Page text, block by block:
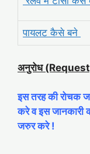
पायलट कैसे बने
अनुरोध
इस तरह की रोचक
करे व इस जानकारी
जरुर करे !